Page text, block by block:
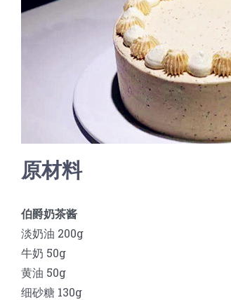
原材料
伯爵奶茶酱
淡奶油 200g
牛奶 50g
黄油 50g
细砂糖 130g